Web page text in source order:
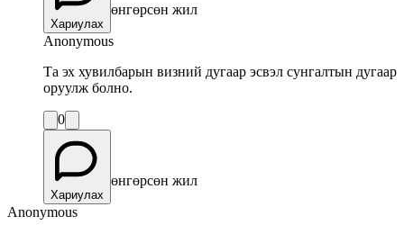
Хариулах
өнгөрсөн жил
Anonymous
Та эх хувилбарын визний дугаар эсвэл сунгалтын дугаар
оруулж болно.
0
Хариулах
өнгөрсөн жил
Anonymous